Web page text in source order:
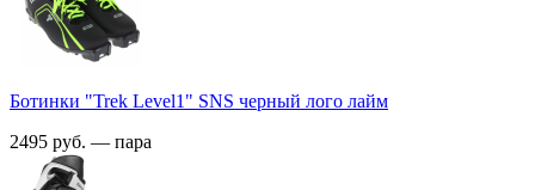
Ботинки "Trek Level1" SNS черный лого лайм
2495 руб. — пара